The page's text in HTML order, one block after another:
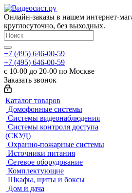
Онлайн-заказы в нашем интернет-
круглосуточно, без выходных.
+7 (495) 646-00-59
+7 (495) 646-00-59
с 10-00 до 20-00 по Москве
Заказать звонок
Каталог товаров
Домофонные системы
Системы видеонаблюдения
Системы контроля доступа
(СКУД)
Охранно-пожарные системы
Источники питания
Сетевое оборудование
Комплектующие
Шкафы, щиты и боксы
Дом и дача